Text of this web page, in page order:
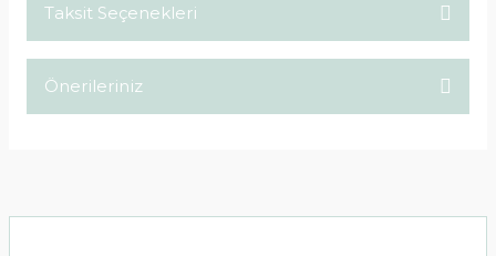
Taksit Seçenekleri
Önerileriniz